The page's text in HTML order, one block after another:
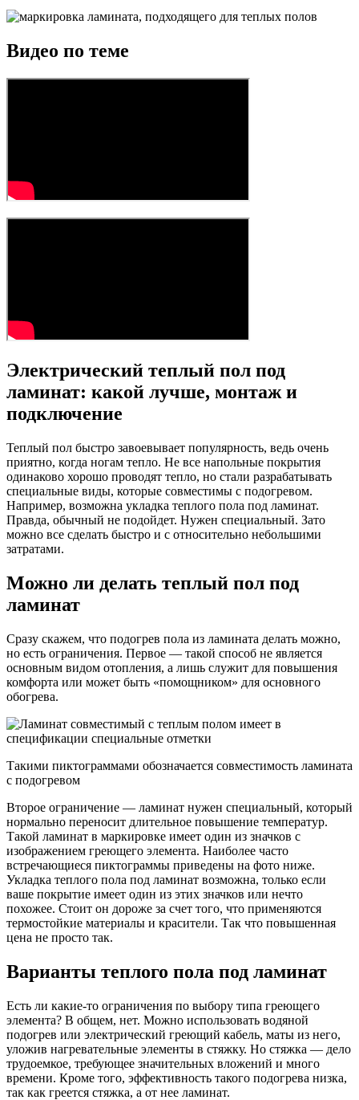
Видео по теме
Электрический теплый пол под
ламинат: какой лучше, монтаж и
подключение
Теплый пол быстро завоевывает популярность, ведь очень
приятно, когда ногам тепло. Не все напольные покрытия
одинаково хорошо проводят тепло, но стали разрабатывать
специальные виды, которые совместимы с подогревом.
Например, возможна укладка теплого пола под ламинат.
Правда, обычный не подойдет. Нужен специальный. Зато
можно все сделать быстро и с относительно небольшими
затратами.
Можно ли делать теплый пол под
ламинат
Сразу скажем, что подогрев пола из ламината делать можно,
но есть ограничения. Первое — такой способ не является
основным видом отопления, а лишь служит для повышения
комфорта или может быть «помощником» для основного
обогрева.
Такими пиктограммами обозначается совместимость ламината
с подогревом
Второе ограничение — ламинат нужен специальный, который
нормально переносит длительное повышение температур.
Такой ламинат в маркировке имеет один из значков с
изображением греющего элемента. Наиболее часто
встречающиеся пиктограммы приведены на фото ниже.
Укладка теплого пола под ламинат возможна, только если
ваше покрытие имеет один из этих значков или нечто
похожее. Стоит он дороже за счет того, что применяются
термостойкие материалы и красители. Так что повышенная
цена не просто так.
Варианты теплого пола под ламинат
Есть ли какие-то ограничения по выбору типа греющего
элемента? В общем, нет. Можно использовать водяной
подогрев или электрический греющий кабель, маты из него,
уложив нагревательные элементы в стяжку. Но стяжка — дело
трудоемкое, требующее значительных вложений и много
времени. Кроме того, эффективность такого подогрева низка,
так как греется стяжка, а от нее ламинат.